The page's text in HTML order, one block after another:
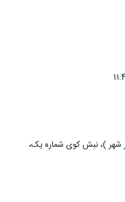
شهر )، نبش کوی شماره یک،